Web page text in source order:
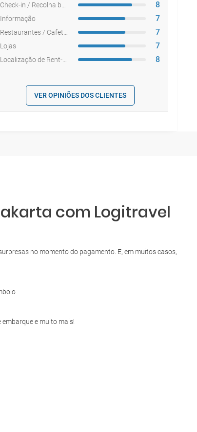
8
Informação 7
7
Lojas 7
8
VER OPINIÕES DOS CLIENTES
com Logitravel
no momento do pagamento. E, em muitos casos,
e muito mais!